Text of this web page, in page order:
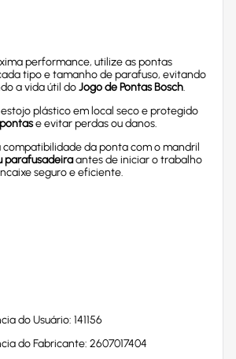
performance, utilize as pontas
tipo e tamanho de parafuso, evitando
a vida útil doJogo de Pontas Bosch.
plástico em local seco e protegido
e evitar perdas ou danos.
compatibilidade da ponta com o mandril
parafusadeiraantes de iniciar o trabalho
seguro e eficiente.
do Usuário: 141156
do Fabricante: 2607017404